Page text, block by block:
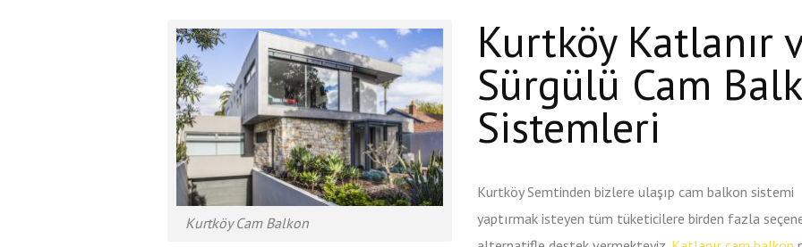
Kurtköy Cam Balkon
Kurtköy Katlanır
Sürgülü Cam
Sistemleri
Kurtköy Semtinden bizlere ulaşıp cam balkon sistemi
yaptırmak isteyen tüm tüketicilere birden fazla